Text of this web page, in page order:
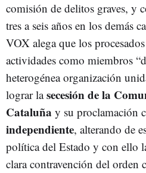
comisión de delitos graves, y
tres a seis años en los demás
VOX alega que los
actividades como miembros
heterogénea organización
lograr lasecesión de la
Cataluña y su proclamación
independiente, alterando de
política del Estado y con ello
clara contravención del orden